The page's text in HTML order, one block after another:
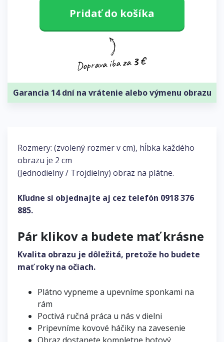
Rozmery: (zvolený rozmer v cm), hĺbka každého
obrazu je 2 cm
(Jednodielny / Trojdielny) obraz na plátne.
Kľudne si objednajte aj cez telefón 0918 376
885.
Pár klikov a budete mať krásne
Kvalita obrazu je dôležitá, pretože ho budete
mať roky na očiach.
Plátno vypneme a upevníme sponkami na
rám
Poctivá ručná práca u nás v dielni
Pripevníme kovové háčiky na zavesenie
Pridať do košíka
Garancia 14 dní na vrátenie alebo výmenu obrazu